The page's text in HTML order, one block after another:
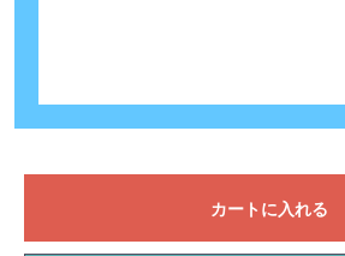
カートに入れる